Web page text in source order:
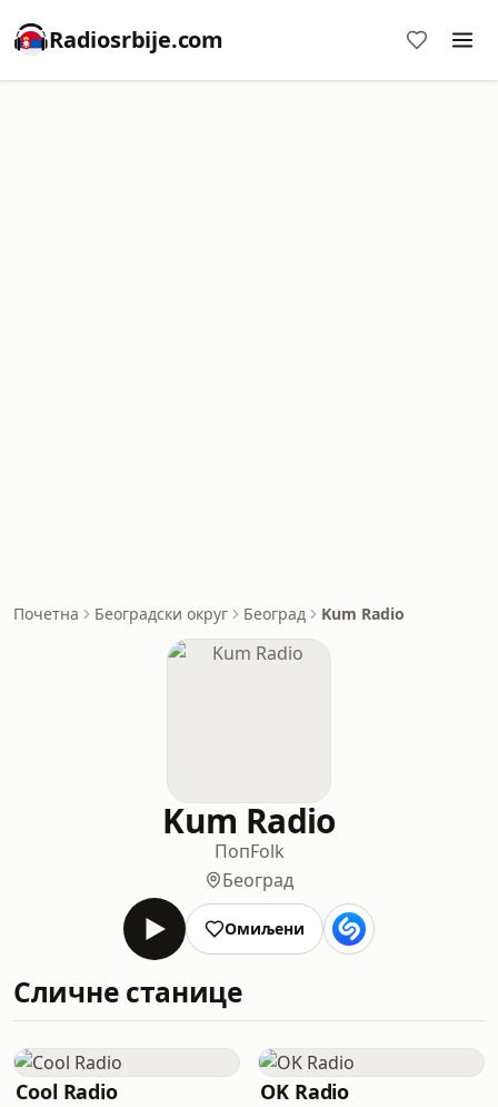
Radiosrbije.com
Почетна Београдски округ Београд Kum Radio
Kum Radio
ПопFolk
Београд
Омиљени
Сличне станице
Cool Radio OK Radio